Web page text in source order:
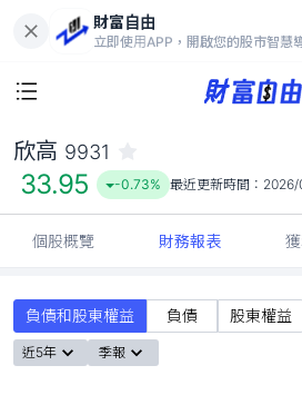
財富自由
立即使用APP，開啟您的股市智慧
33.95
-0.73%
欣高 9931
33.95 -0.73% 最近更新時間：
個股概覽 財務報表
負債和股東權益 負債 股東權益
近5年 季報